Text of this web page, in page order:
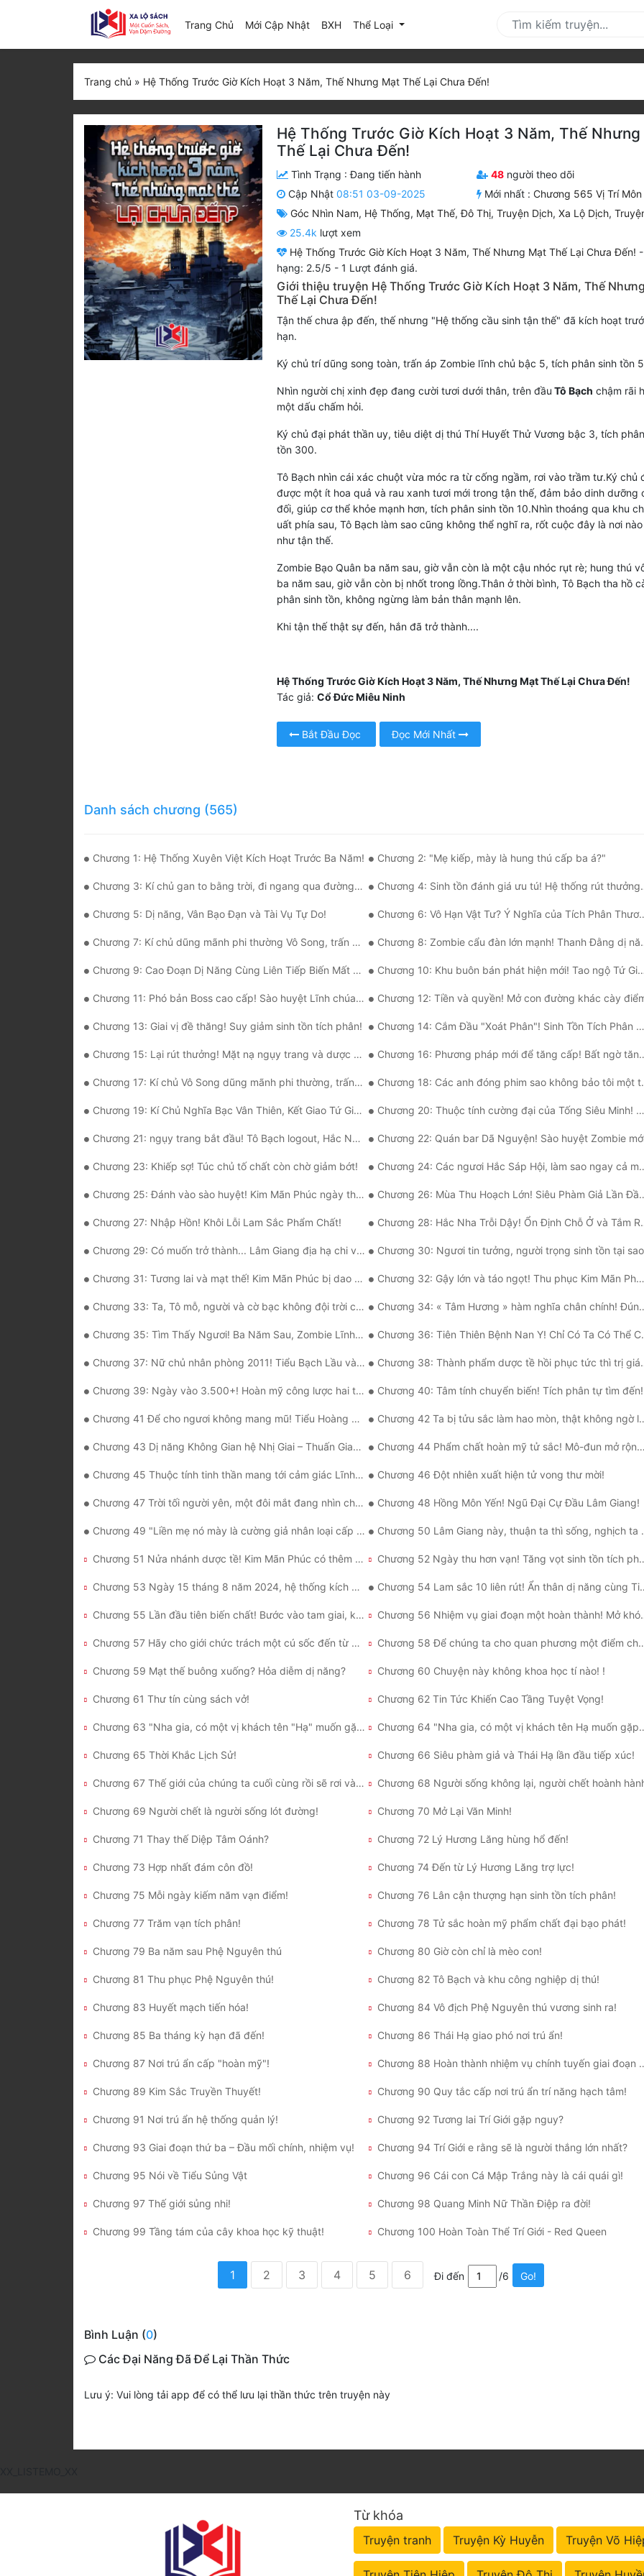
Trang Chủ Mới Cập Nhật(current)
BXH Thể Loại
Trang chủ » Hệ Thống Trước Giờ Kích Hoạt 3 Năm, Thế Nhưng Mạt Thế Lại Chưa Đến!
Hệ Thống Trước Giờ Kích Hoạt 3 Năm, Thế
Thế Lại Chưa Đến!
Tình Trạng :Đang tiến hành 48 người theo dõi
Cập Nhật 08:51 03-09-2025 Mới nhất :Chương 565 Vị Trí Môn
Góc Nhìn Nam, Hệ Thống, Mạt Thế,Đô Thị, Truyện Dịch, Xa Lộ Dịch,
25.4k lượt xem
Hệ Thống Trước Giờ Kích Hoạt 3 Năm, Thế Nhưng Mạt Thế Lại Chưa Đến! -
hạng: 2.5/5 - 1 Lượt đánh giá.
Giới thiệu truyện Hệ Thống Trước Giờ Kích Hoạt 3 Năm, Thế
Thế Lại Chưa Đến!
Tận thế chưa ập đến, thế nhưng "Hệ thống cầu sinh tận thế" đã kích hoạt
hạn.
Ký chủ trí dũng song toàn, trấn áp Zombie lĩnh chủ bậc 5, tích phân sinh tồn
Nhìn người chị xinh đẹp đang cười tươi dưới thân, trên đầu Tô Bạch chậm rãi
một dấu chấm hỏi.
Ký chủ đại phát thần uy, tiêu diệt dị thú Thí Huyết Thử Vương bậc 3, tích
tồn 300.
Tô Bạch nhìn cái xác chuột vừa móc ra từ cống ngầm, rơi vào trầm tư.Ký chủ
được một ít hoa quả và rau xanh tươi mới trong tận thế, đảm bảo dinh dưỡng
đối, giúp cơ thể khỏe mạnh hơn, tích phân sinh tồn 10.Nhìn thoáng qua khu
uất phía sau, Tô Bạch làm sao cũng không thể nghĩ ra, rốt cuộc đây là nơi
như tận thế.
Zombie Bạo Quân ba năm sau, giờ vẫn còn là một cậu nhóc rụt rè; hung thú
ba năm sau, giờ vẫn còn bị nhốt trong lồng.Thân ở thời bình, Tô Bạch tha hồ
phân sinh tồn, không ngừng làm bản thân mạnh lên.
Khi tận thế thật sự đến, hắn đã trở thành....
Hệ Thống Trước Giờ Kích Hoạt 3 Năm, Thế Nhưng Mạt Thế Lại Chưa Đến!
Tác giả: Cổ Đức Miêu Ninh
Bắt Đầu Đọc Đọc Mới Nhất
Danh sách chương (565)
Chương 1: Hệ Thống Xuyên Việt Kích Hoạt Trước Ba Năm! Chương 2: "Mẹ kiếp, mày là hung thú cấp ba á?"
Chương 3: Kí chủ gan to bằng trời, đi ngang qua đường phố đầy Zombie! Chương 4: Sinh tồn đánh giá ưu tú! Hệ thống rút thưởng cùng tích phân thương thành!
Chương 5: Dị năng, Vân Bạo Đạn và Tài Vụ Tự Do! Chương 6: Vô Hạn Vật Tư? Ý Nghĩa của Tích Phân Thương Thành!
Chương 7: Kí chủ dũng mãnh phi thường Vô Song, trấn áp tinh anh Zombie lão đầu! Chương 8: Zombie cẩu đàn lớn mạnh! Thanh Đằng dị năng thăng cấp!
Chương 9: Cao Đoạn Dị Năng Cùng Liên Tiếp Biến Mất Điểm Kinh Nghiệm! Chương 10: Khu buôn bán phát hiện mới! Tao ngộ Tứ Giai Zombie Thống Lĩnh!
Chương 11: Phó bản Boss cao cấp! Sào huyệt Lĩnh chúa Zombie! Chương 12: Tiền và quyền! Mở con đường khác cày
Chương 13: Giai vị đề thăng! Suy giảm sinh tồn tích phân! Chương 14: Cắm Đầu "Xoát Phân"! Sinh Tồn Tích Phân Đại Bạo Phát!
Chương 15: Lại rút thưởng! Mặt nạ ngụy trang và dược ức chế zombie! Chương 16: Phương pháp mới để tăng cấp! Bất ngờ tăng thực lực và chiến lực!
Chương 17: Kí chủ Vô Song dũng mãnh phi thường, trấn áp Zombie tinh anh tam giai! Chương 18: Các anh đóng phim sao không bảo tôi một tiếng!
Chương 19: Kí Chủ Nghĩa Bạc Vân Thiên, Kết Giao Tứ Giai Nhân Loại Cường Giả! Chương 20: Thuộc tính cường đại của Tống Siêu Minh! Bảng kỹ năng hoa lệ!
Chương 21: ngụy trang bắt đầu! Tô Bạch logout, Hắc Nha login! Chương 22: Quán bar Dã Nguyện! Sào huyệt Zombie
Chương 23: Khiếp sợ! Túc chủ tố chất còn chờ giảm bớt! Chương 24: Các ngươi Hắc Sáp Hội, làm sao ngay cả một lão đại đều không có!
Chương 25: Đánh vào sào huyệt! Kim Mãn Phúc ngày thụ nạn! Chương 26: Mùa Thu Hoạch Lớn! Siêu Phàm Giả Lần Đầu Tiên Hiện Thế!
Chương 27: Nhập Hồn! Khôi Lỗi Lam Sắc Phẩm Chất! Chương 28: Hắc Nha Trỗi Dậy! Ổn Định Chỗ Ở và Tắm Rửa!
Chương 29: Có muốn trở thành... Lâm Giang địa hạ chi vương? Chương 30: Ngươi tin tưởng, người trọng sinh tồn tại
Chương 31: Tương lai và mạt thế! Kim Mãn Phúc bị dao động đến què rồi! Chương 32: Gậy lớn và táo ngọt! Thu phục Kim Mãn Phúc!
Chương 33: Ta, Tô mỗ, người và cờ bạc không đội trời chung! Chương 34: « Tâm Hương » hàm nghĩa chân chính! Đúng là dân chơi!
Chương 35: Tìm Thấy Ngươi! Ba Năm Sau, Zombie Lĩnh Chủ! Chương 36: Tiên Thiên Bệnh Nan Y! Chỉ Có Ta Có Thể Cứu Nàng!
Chương 37: Nữ chủ nhân phòng 2011! Tiểu Bạch Lầu vào tay! Chương 38: Thành phẩm dược tề hồi phục tức thì trị giá 4,6 ức!
Chương 39: Ngày vào 3.500+! Hoàn mỹ công lược hai tòa sào huyệt! Chương 40: Tâm tính chuyển biến! Tích phân tự tìm đến!
Chương 41 Để cho ngươi không mang mũ! Tiểu Hoàng Mao tu thành chính quả! Chương 42 Ta bị tửu sắc làm hao mòn, thật không ngờ lại tiều tụy đến thế này?
Chương 43 Dị năng Không Gian hệ Nhị Giai – Thuấn Gian Di Động! Chương 44 Phẩm chất hoàn mỹ tử sắc! Mô-đun mở rộng ba lô!
Chương 45 Thuộc tính tinh thần mang tới cảm giác Lĩnh Vực! Chương 46 Đột nhiên xuất hiện tử vong thư mời!
Chương 47 Trời tối người yên, một đôi mắt đang nhìn chăm chú ngươi! Chương 48 Hồng Môn Yến! Ngũ Đại Cự Đầu Lâm Giang!
Chương 49 "Liền mẹ nó mày là cường giả nhân loại cấp năm à?" Chương 50 Lâm Giang này, thuận ta thì sống, nghịch ta thì chết!
Chương 51 Nửa nhánh dược tề! Kim Mãn Phúc có thêm một mạng! Chương 52 Ngày thu
Chương 53 Ngày 15 tháng 8 năm 2024, hệ thống kích hoạt tròn một tháng! Chương 54 Lam sắc 10 liên rút! Ẩn thân dị năng cùng Tinh anh Đao Thuật!
Chương 55 Lần đầu tiên biến chất! Bước vào tam giai, không gian đạo tiêu! Chương 56 Nhiệm vụ giai
Chương 57 Hãy cho giới chức trách một cú sốc đến từ mạt thế! Chương 58 Để chúng ta cho quan
Chương 59 Mạt thế buông xuống? Hỏa diễm dị năng? Chương 60 Chuyện này không khoa học tí nào! !
Chương 61 Thư tín cùng sách vở! Chương 62 Tin Tức Khiến Cao Tầng Tuyệt Vọng!
Chương 63 "Nha gia, có một vị khách tên "Hạ" muốn gặp ngài!" Chương 64 "Nha gia, có
Chương 65 Thời Khắc Lịch Sử! Chương 66 Siêu phàm giả và Thái Hạ lần đầu tiếp xúc!
Chương 67 Thế giới của chúng ta cuối cùng rồi sẽ rơi vào tay giặc! Chương 68 Người sống không lại, người chết hoành
Chương 69 Người chết là người sống lót đường! Chương 70 Mở Lại Văn Minh!
Chương 71 Thay thế Diệp Tâm Oánh? Chương 72 Lý Hương Lăng hùng hổ đến!
Chương 73 Hợp nhất đám côn đồ! Chương 74 Đến từ Lý Hương Lăng trợ lực!
Chương 75 Mỗi ngày kiếm năm vạn điểm! Chương 76 Lân cận thượng hạn sinh tồn tích phân!
Chương 77 Trăm vạn tích phân! Chương 78 Tử sắc hoàn mỹ phẩm chất đại bạo phát!
Chương 79 Ba năm sau Phệ Nguyên thú Chương 80 Giờ còn chỉ là mèo con!
Chương 81 Thu phục Phệ Nguyên thú! Chương 82 Tô Bạch và khu công nghiệp dị thú!
Chương 83 Huyết mạch tiến hóa! Chương 84 Vô địch Phệ Nguyên thú vương sinh ra!
Chương 85 Ba tháng kỳ hạn đã đến! Chương 86 Thái Hạ giao phó nơi trú ẩn!
Chương 87 Nơi trú ẩn cấp "hoàn mỹ"! Chương 88 Hoàn
Chương 89 Kim Sắc Truyền Thuyết! Chương 90 Quy tắc cấp nơi trú ẩn trí năng hạch tâm!
Chương 91 Nơi trú ẩn hệ thống quản lý! Chương 92 Tương lai Trí Giới gặp nguy?
Chương 93 Giai đoạn thứ ba – Đầu mối chính, nhiệm vụ! Chương 94 Trí Giới e rằng sẽ là người thắng lớn nhất?
Chương 95 Nói về Tiểu Sủng Vật Chương 96 Cái con Cá Mập Trắng này là cái quái gì!
Chương 97 Thế giới sủng nhi! Chương 98 Quang Minh Nữ Thần Điệp ra đời!
Chương 99 Tầng tám của cây khoa học kỹ thuật! Chương 100 Hoàn Toàn Thể Trí Giới - Red Queen
1 2 3 4 5 6 Đi đến /6 Go!
Bình Luận (0)
Các Đại Năng Đã Để Lại Thần Thức
Lưu ý: Vui lòng tải app để có thể lưu lại thần thức trên truyện này
Từ khóa
Truyện tranh Truyện Kỳ Huyễn Truyện Võ